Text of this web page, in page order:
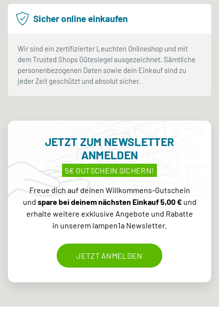
Sicher online einkaufen
Wir sind ein zertifizierter Leuchten Onlineshop und mit
dem Trusted Shops Gütesiegel ausgezeichnet. Sämtliche
personenbezogenen Daten sowie dein Einkauf sind zu
jeder Zeit geschützt und absolut sicher.
JETZT ZUM NEWSLETTER
ANMELDEN
5€ GUTSCHEIN SICHERN!
Freue dich auf deinen Willkommens-Gutschein
und spare bei deinem nächsten Einkauf 5,00 €und
erhalte weitere exklusive Angebote und Rabatte
in unserem lampen1a Newsletter.
JETZT ANMELDEN